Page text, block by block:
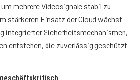
mehrere Videosignale stabil zu
stärkeren Einsatz der Cloud wächst
integrierter Sicherheitsmechanismen,
entstehen, die zuverlässig geschützt